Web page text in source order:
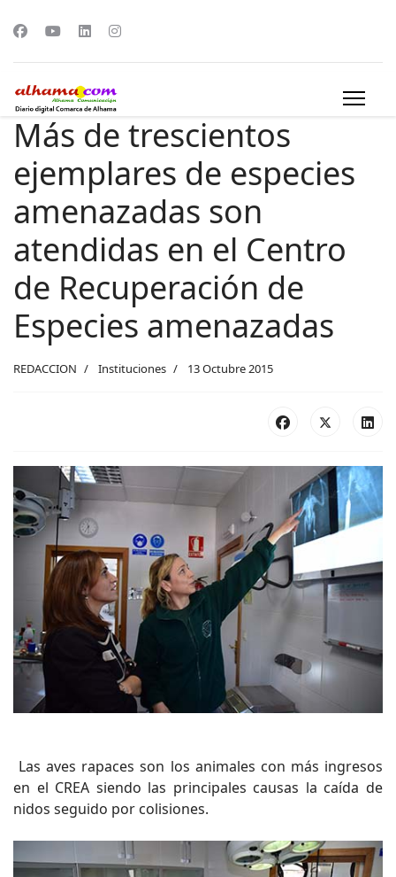
Más de trescientos
ejemplares de especies
amenazadas son
atendidas en el Centro
de Recuperación de
Especies amenazadas
REDACCION Instituciones 13 Octubre 2015
Las aves rapaces son los animales con más ingresos
en el CREA siendo las principales causas la caída de
nidos seguido por colisiones.